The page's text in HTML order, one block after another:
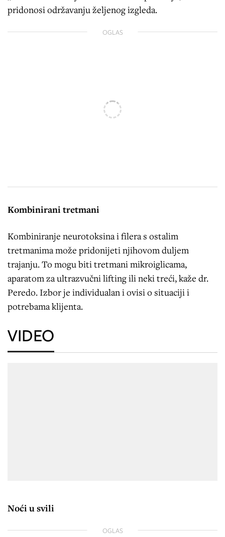
pridonosi održavanju željenog izgleda.
OGLAS
Kombinirani tretmani
Kombiniranje neurotoksina i filera s ostalim
tretmanima može pridonijeti njihovom duljem
trajanju. To mogu biti tretmani mikroiglicama,
aparatom za ultrazvučni lifting ili neki treći, kaže dr.
Peredo. Izbor je individualan i ovisi o situaciji i
potrebama klijenta.
VIDEO
Noći u svili
OGLAS